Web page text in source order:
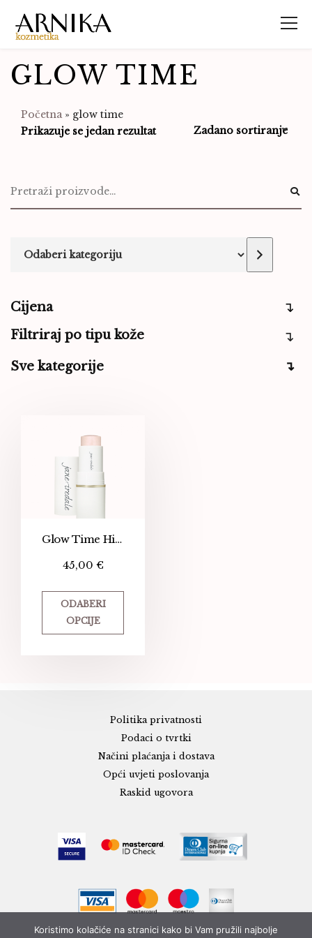
GLOW TIME
Početna» glow time
Prikazuje se jedan rezultat
Cijena
Filtriraj po tipu kože
Sve kategorije
Glow Time Highlighter
45,00 €
ODABERI
OPCIJE
Politika privatnosti
Podaci o tvrtki
Načini plaćanja i dostava
Opći uvjeti poslovanja
Raskid ugovora
Koristimo kolačiće na stranici kako bi Vam pružili najbolje